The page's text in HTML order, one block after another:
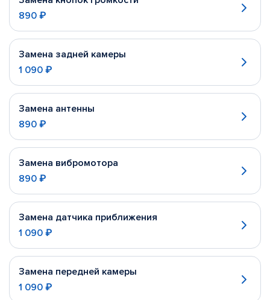
890 ₽
Замена задней камеры
1 090 ₽
Замена антенны
890 ₽
Замена вибромотора
890 ₽
Замена датчика приближения
1 090 ₽
Замена передней камеры
1 090 ₽